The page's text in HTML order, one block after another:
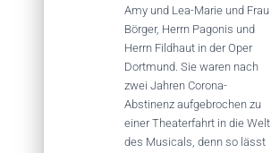
Amy und Lea-Marie und Frau
Börger, Herrn Pagonis und
Herrn Fildhaut in der Oper
Dortmund. Sie waren nach
zwei Jahren Corona-
Abstinenz aufgebrochen zu
einer Theaterfahrt in die Welt
des Musicals, denn so lässt